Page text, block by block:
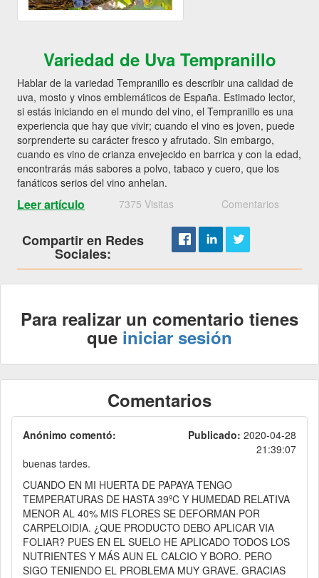
Variedad de Uva Tempranillo
Hablar de la variedad Tempranillo es describir una calidad de
uva, mosto y vinos emblemáticos de España. Estimado lector,
si estás iniciando en el mundo del vino, el Tempranillo es una
experiencia que hay que vivir; cuando el vino es joven, puede
sorprenderte su carácter fresco y afrutado. Sin embargo,
cuando es vino de crianza envejecido en barrica y con la edad,
encontrarás más sabores a polvo, tabaco y cuero, que los
fanáticos serios del vino anhelan.
Leer artículo 7375 Visitas Comentarios
Compartir en Redes
Sociales:
Para realizar un comentario tienes
que iniciar sesión
Comentarios
Anónimo comentó: Publicado: 2020-04-28
21:39:07
buenas tardes.
CUANDO EN MI HUERTA DE PAPAYA TENGO
TEMPERATURAS DE HASTA 39ºC Y HUMEDAD RELATIVA
MENOR AL 40% MIS FLORES SE DEFORMAN POR
CARPELOIDIA. ¿QUE PRODUCTO DEBO APLICAR VIA
FOLIAR? PUES EN EL SUELO HE APLICADO TODOS LOS
NUTRIENTES Y MÁS AUN EL CALCIO Y BORO. PERO
SIGO TENIENDO EL PROBLEMA MUY GRAVE. GRACIAS